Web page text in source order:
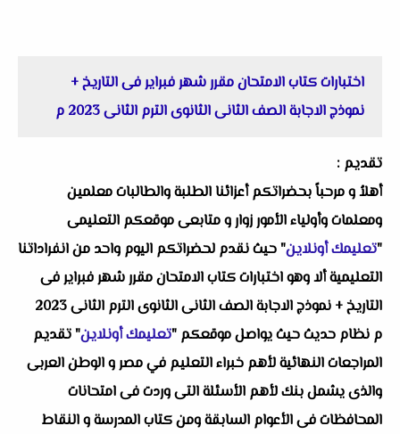
اختبارات كتاب الامتحان مقرر شهر فبراير فى التاريخ +
نموذج الاجابة الصف الثانى الثانوى الترم الثانى 2023 م
تقديم :
أهلاُ و مرحباً بحضراتكم أعزائنا الطلبة والطالبات معلمين
ومعلمات وأولياء الأمور زوار و متابعى موقعكم التعليمى
"تعليمك أونلاين" حيث نقدم لحضراتكم اليوم واحد من انفراداتنا
التعليمية ألا وهواختبارات كتاب الامتحان مقرر شهر فبراير فى
التاريخ + نموذج الاجابة الصف الثانى الثانوى الترم الثانى 2023
م نظام حديث حيث يواصل موقعكم "تعليمك أونلاين" تقديم
المراجعات النهائية لأهم خبراء التعليم في مصر و الوطن العربى
والذى يشمل بنك لأهم الأسئلة التى وردت فى امتحانات
المحافظات فى الأعوام السابقة ومن كتاب المدرسة و النقاط